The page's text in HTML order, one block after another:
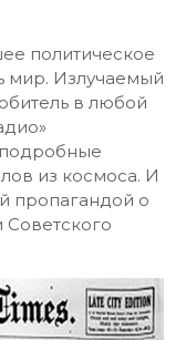
политическое
мир. Излучаемый
в любой
из космоса. И
пропагандой о
Советского